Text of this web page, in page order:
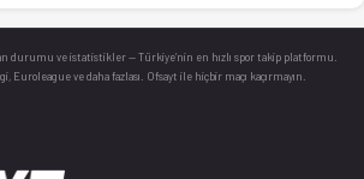
durumu ve istatistikler — Türkiye’nin en hızlı spor takip platformu.
Euroleague ve daha fazlası. Ofsayt ile hiçbir maçı kaçırmayın.